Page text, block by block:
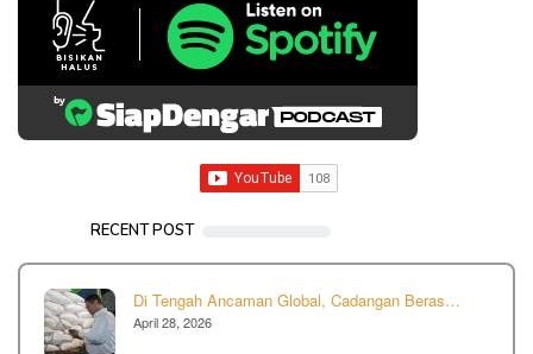
RECENT POST
Di Tengah Ancaman Global, Cadangan Beras…
April 28, 2026